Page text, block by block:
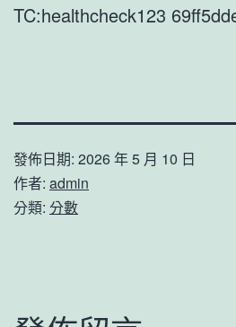
TC:healthcheck123
發佈日期: 2026 年 5 月 10 日
作者: admin
分類: 分數